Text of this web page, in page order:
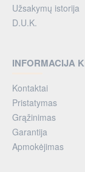
Užsakymų istorija
D.U.K.
INFORMACIJA
Kontaktai
Pristatymas
Grąžinimas
Garantija
Apmokėjimas